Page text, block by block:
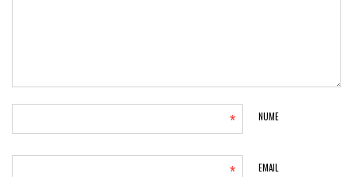
NUME
*
EMAIL
*